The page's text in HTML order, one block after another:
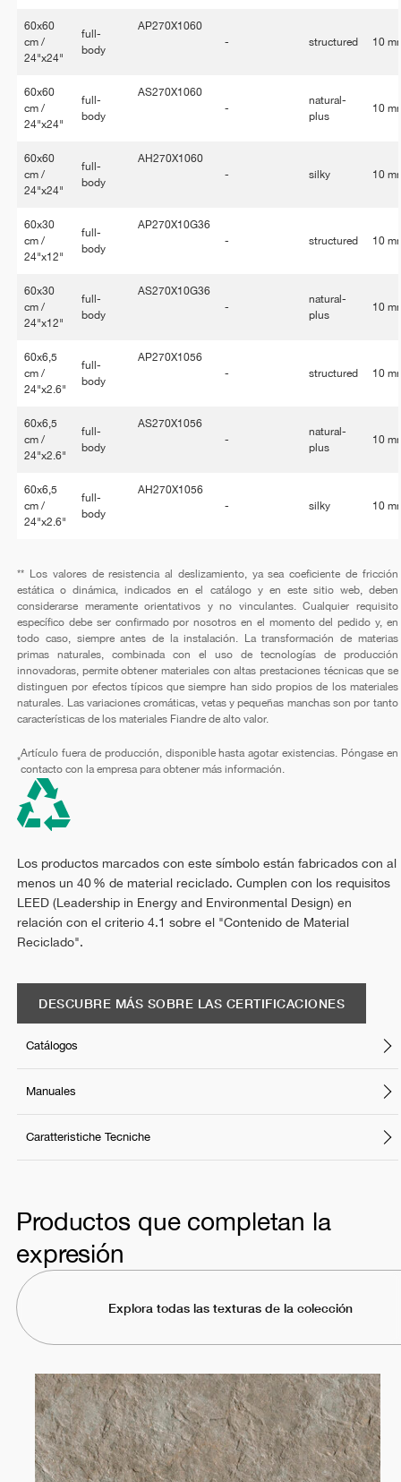
60x60
cm /
24"x24"
full-
body
AP270X1060
-
structured 10
60x60
cm /
24"x24"
full-
body
AS270X1060
-
natural-
plus
10
60x60
cm /
24"x24"
full-
body
AH270X1060
-
silky 10
60x30
cm /
24"x12"
full-
body
AP270X10G36
-
structured 10
60x30
cm /
24"x12"
full-
body
AS270X10G36
-
natural-
plus
10
60x6,5
cm /
24"x2.6"
full-
body
AP270X1056
-
structured 10
60x6,5
cm /
24"x2.6"
full-
body
AS270X1056
-
natural-
plus
10
60x6,5
cm /
24"x2.6"
full-
body
AH270X1056
-
silky 10
** Los valores de resistencia al deslizamiento, ya sea coeficiente de fricción
estática o dinámica, indicados en el catálogo y en este sitio web, deben
considerarse meramente orientativos y no vinculantes. Cualquier requisito
específico debe ser confirmado por nosotros en el momento del pedido y, en
todo caso, siempre antes de la instalación. La transformación de materias
primas naturales, combinada con el uso de tecnologías de producción
innovadoras, permite obtener materiales con altas prestaciones técnicas que se
distinguen por efectos típicos que siempre han sido propios de los materiales
naturales. Las variaciones cromáticas, vetas y pequeñas manchas son por tanto
características de los materiales Fiandre de alto valor.
*
Artículo fuera de producción, disponible hasta agotar existencias. Póngase en
contacto con la empresa para obtener más información.
Los productos marcados con este símbolo están fabricados con al
menos un 40 % de material reciclado. Cumplen con los requisitos
LEED (Leadership in Energy and Environmental Design) en
relación con el criterio 4.1 sobre el "Contenido de Material
Reciclado".
DESCUBRE MÁS SOBRE LAS CERTIFICACIONES
Catálogos
Manuales
Caratteristiche Tecniche
Productos que completan la
expresión
Explora todas las texturas de la colección